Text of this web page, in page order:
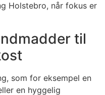
Holstebro, når fokus er
til
som for eksempel en
en hyggelig